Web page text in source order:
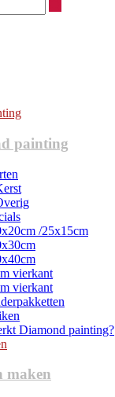
painting
/25x15cm
vierkant
vierkant
Diamond painting?
maken